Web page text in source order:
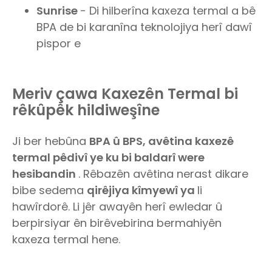
Sunrise - Di hilberîna kaxeza termal a bê
BPA de bi karanîna teknolojiya herî dawî
pispor e
Meriv çawa Kaxezên Termal bi
rêkûpêk hildiweşîne
Ji ber hebûna BPA û BPS, avêtina kaxezê
termal pêdivî ye ku bi baldarî were
hesibandin . Rêbazên avêtina nerast dikare
bibe sedema qirêjiya kîmyewî ya li
hawîrdorê. Li jêr awayên herî ewledar û
berpirsiyar ên birêvebirina bermahiyên
kaxeza termal hene.